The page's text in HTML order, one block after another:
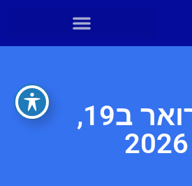
פברואר ב19,
2026